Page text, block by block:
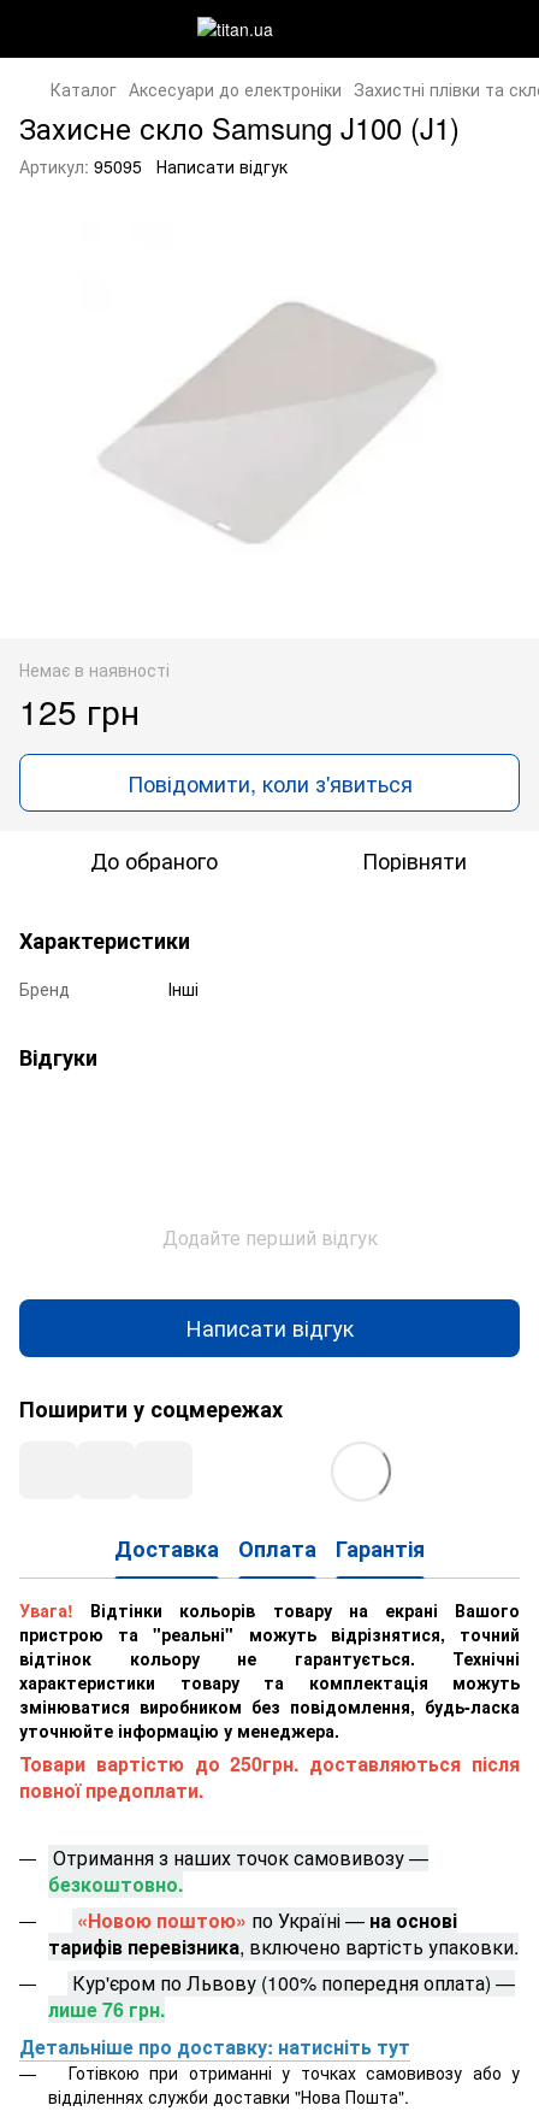
Каталог Аксесуари до електроніки Захистні плівки та
Захисне скло Samsung J100 (J1)
Артикул: 95095 Написати відгук
Немає в наявності
125 грн
Повідомити, коли з'явиться
До обраного Порівняти
Характеристики
Бренд Інші
Відгуки
Додайте перший відгук
Написати відгук
Поширити у соцмережах
Доставка Оплата Гарантія
Увага! Відтінки кольорів товару на екрані Вашого
пристрою та "реальні" можуть відрізнятися, точний
відтінок кольору не гарантується. Технічні
характеристики товару та комплектація можуть
змінюватися виробником без повідомлення, будь-ласка
уточнюйте інформацію у менеджера.
Товари вартістю до 250грн. доставляються після
повної предоплати.
Отримання з наших точок самовивозу —
безкоштовно.
«Новою поштою» по Україні — на основі
тарифів перевізника, включено вартість упаковки.
Кур'єром по Львову (100% попередня оплата) —
лише 76 грн.
Детальніше про доставку: натисніть тут
Готівкою при отриманні у точках самовивозу або у
відділеннях служби доставки "Нова Пошта".